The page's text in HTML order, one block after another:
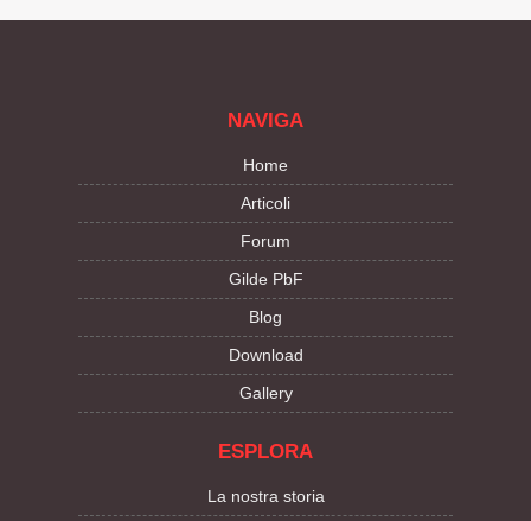
NAVIGA
Home
Articoli
Forum
Gilde PbF
Blog
Download
Gallery
ESPLORA
La nostra storia